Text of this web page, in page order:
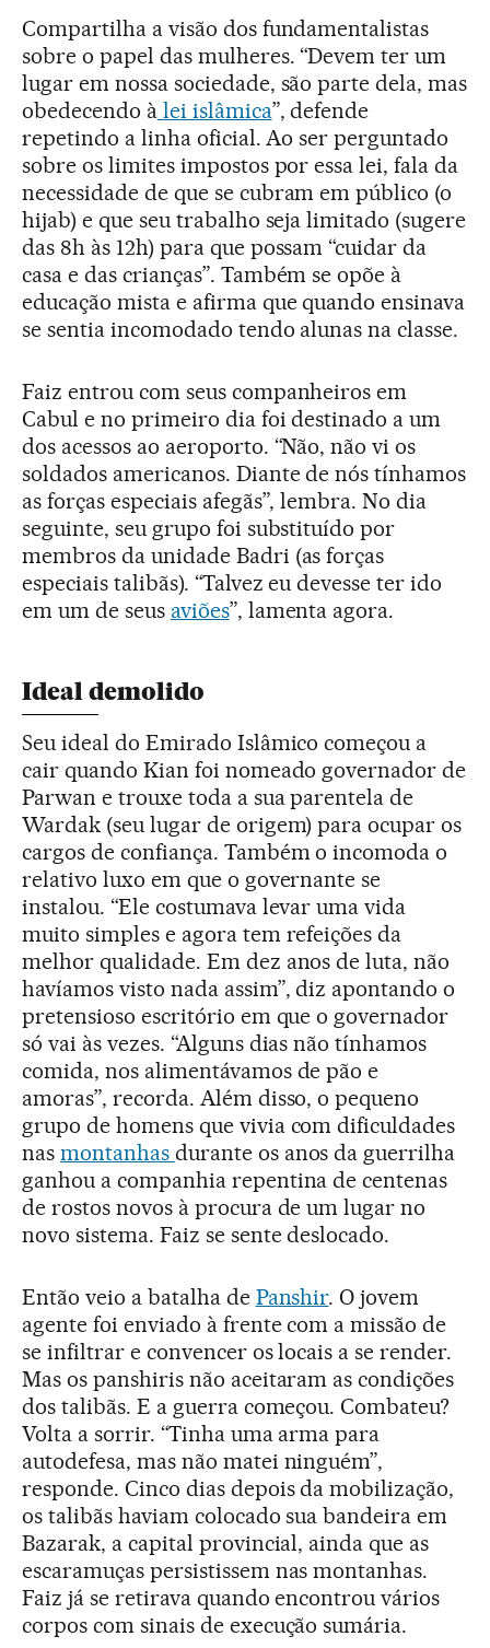
Compartilha a visão dos fundamentalistas
sobre o papel das mulheres. “Devem ter um
lugar em nossa sociedade, são parte dela, mas
obedecendo àlei islâmica”, defende
repetindo a linha oficial. Ao ser perguntado
sobre os limites impostos por essa lei, fala da
necessidade de que se cubram em público (o
hijab) e que seu trabalho seja limitado (sugere
das 8h às 12h) para que possam “cuidar da
casa e das crianças”. Também se opõe à
educação mista e afirma que quando ensinava
se sentia incomodado tendo alunas na classe.
Faiz entrou com seus companheiros em
Cabul e no primeiro dia foi destinado a um
dos acessos ao aeroporto. “Não, não vi os
soldados americanos. Diante de nós tínhamos
as forças especiais afegãs”, lembra. No dia
seguinte, seu grupo foi substituído por
membros da unidade Badri (as forças
especiais talibãs). “Talvez eu devesse ter ido
em um de seus aviões”, lamenta agora.
Ideal demolido
Seu ideal do Emirado Islâmico começou a
cair quando Kian foi nomeado governador de
Parwan e trouxe toda a sua parentela de
Wardak (seu lugar de origem) para ocupar os
cargos de confiança. Também o incomoda o
relativo luxo em que o governante se
instalou. “Ele costumava levar uma vida
muito simples e agora tem refeições da
melhor qualidade. Em dez anos de luta, não
havíamos visto nada assim”, diz apontando o
pretensioso escritório em que o governador
só vai às vezes. “Alguns dias não tínhamos
comida, nos alimentávamos de pão e
amoras”, recorda. Além disso, o pequeno
grupo de homens que vivia com dificuldades
nas montanhas durante os anos da guerrilha
ganhou a companhia repentina de centenas
de rostos novos à procura de um lugar no
novo sistema. Faiz se sente deslocado.
Então veio a batalha de Panshir. O jovem
agente foi enviado à frente com a missão de
se infiltrar e convencer os locais a se render.
Mas os panshiris não aceitaram as condições
dos talibãs. E a guerra começou. Combateu?
Volta a sorrir. “Tinha uma arma para
autodefesa, mas não matei ninguém”,
responde. Cinco dias depois da mobilização,
os talibãs haviam colocado sua bandeira em
Bazarak, a capital provincial, ainda que as
escaramuças persistissem nas montanhas.
Faiz já se retirava quando encontrou vários
corpos com sinais de execução sumária.